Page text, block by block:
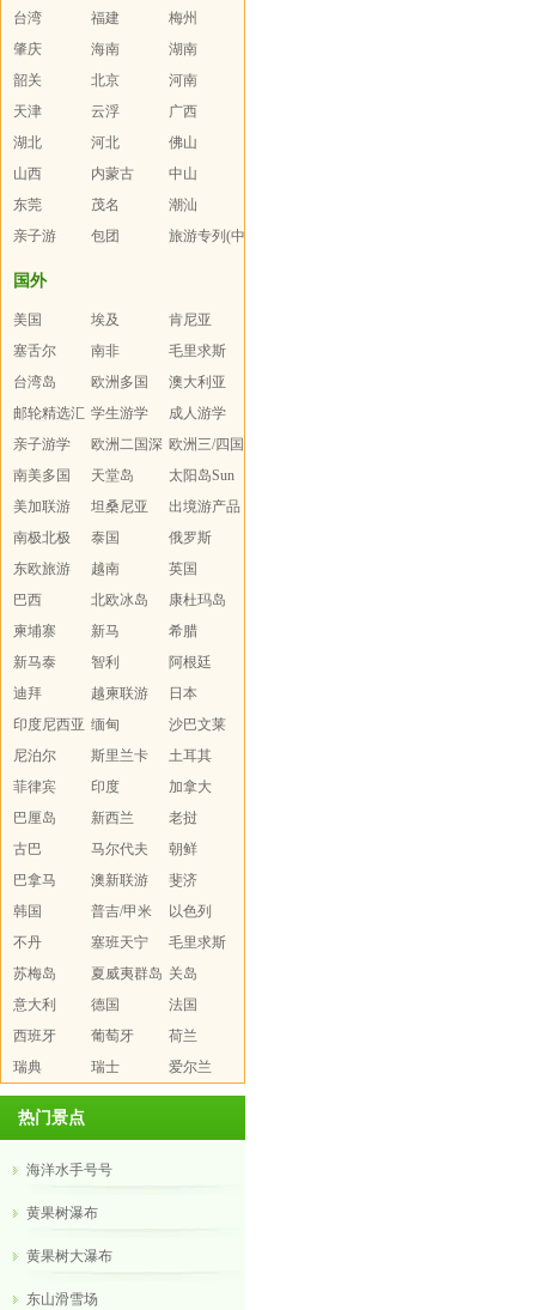
台湾
福建
梅州
肇庆
海南
湖南
韶关
北京
河南
天津
云浮
广西
湖北
河北
佛山
山西
内蒙古
中山
东莞
茂名
潮汕
亲子游
包团
旅游专列(中
国外
美国 埃及
肯尼亚
塞舌尔
南非
毛里求斯
台湾岛
欧洲多国
澳大利亚
邮轮精选汇
总
学生游学
成人游学
亲子游学
欧洲二国深
度游
欧洲三/四国
南美多国
天堂岛
太阳岛Sun
island
美加联游 坦桑尼亚
出境游产品
汇总
南极北极 泰国
俄罗斯
东欧旅游
越南
英国
巴西
北欧冰岛
康杜玛岛
柬埔寨
新马
希腊
新马泰
智利
阿根廷
迪拜
越柬联游
日本
印度尼西亚 缅甸
沙巴文莱
尼泊尔
斯里兰卡
土耳其
菲律宾
印度
加拿大
巴厘岛
新西兰
老挝
古巴
马尔代夫
朝鲜
巴拿马
澳新联游
斐济
韩国
普吉/甲米
以色列
不丹
塞班天宁
毛里求斯
苏梅岛
夏威夷群岛 关岛
意大利
德国
法国
西班牙
葡萄牙
荷兰
瑞典
瑞士 爱尔兰
热门景点
海洋水手号号
黄果树瀑布
黄果树大瀑布
东山滑雪场